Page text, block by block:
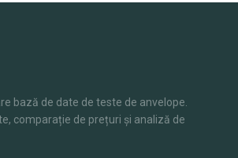
bază de date de teste de anvelope.
comparație de prețuri și analiză de